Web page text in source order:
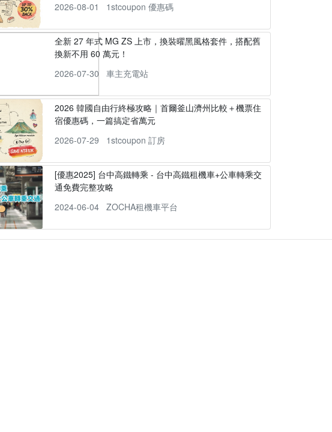
2026-08-01
1stcoupon 優惠碼
全新 27 年式 MG ZS 上市，換裝曜黑風格套件，搭配舊
換新不用 60 萬元！
2026-07-30
車主充電站
2026 韓國自由行終極攻略｜首爾釜山濟州比較＋機票住
宿優惠碼，一篇搞定省萬元
2026-07-29
1stcoupon 訂房
[優惠2025] 台中高鐵轉乘 - 台中高鐵租機車+公車轉乘交
通免費完整攻略
2024-06-04
ZOCHA租機車平台